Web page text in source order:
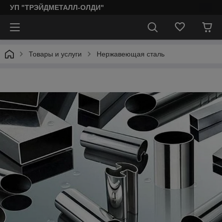
УП "ТРЭЙДМЕТАЛЛ-ОЛДИ"
Товары и услуги Нержавеющая сталь